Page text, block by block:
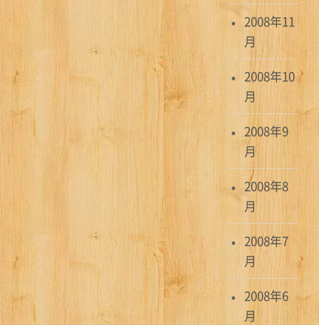
2008年11
月
2008年10
月
2008年9
月
2008年8
月
2008年7
月
2008年6
月